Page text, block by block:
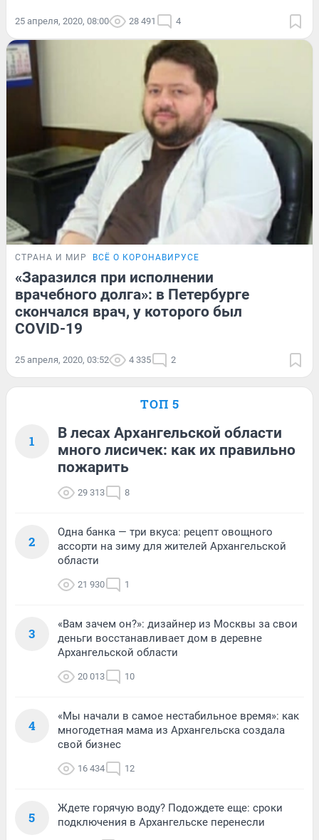
25 апреля, 2020, 08:00 28 491 4
СТРАНА И МИР ВСЁ О КОРОНАВИРУСЕ
«Заразился при исполнении
врачебного долга»: в Петербурге
скончался врач, у которого был
COVID-19
25 апреля, 2020, 03:52 4 335 2
ТОП 5
1
В лесах Архангельской области
много лисичек: как их правильно
пожарить
29 313 8
2
Одна банка — три вкуса: рецепт овощного
ассорти на зиму для жителей Архангельской
области
21 930 1
3
«Вам зачем он?»: дизайнер из Москвы за свои
деньги восстанавливает дом в деревне
Архангельской области
20 013 10
4
«Мы начали в самое нестабильное время»: как
многодетная мама из Архангельска создала
свой бизнес
16 434 12
5
Ждете горячую воду? Подождете еще: сроки
подключения в Архангельске перенесли